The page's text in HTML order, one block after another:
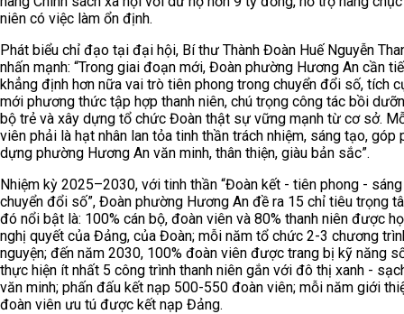
niên có việc làm ổn định.
Phát biểu chỉ đạo tại đại hội, Bí thư Thành Đoàn Huế Nguyễn
nhấn mạnh: “Trong giai đoạn mới, Đoàn phường Hương An cần
khẳng định hơn nữa vai trò tiên phong trong chuyển đổi số, tích
mới phương thức tập hợp thanh niên, chú trọng công tác bồi
bộ trẻ và xây dựng tổ chức Đoàn thật sự vững mạnh từ cơ sở.
viên phải là hạt nhân lan tỏa tinh thần trách nhiệm, sáng tạo, góp
dựng phường Hương An văn minh, thân thiện, giàu bản sắc”.
Nhiệm kỳ 2025–2030, với tinh thần “Đoàn kết - tiên phong -
chuyển đổi số”, Đoàn phường Hương An đề ra 15 chỉ tiêu trọng
đó nổi bật là: 100% cán bộ, đoàn viên và 80% thanh niên được
nghị quyết của Đảng, của Đoàn; mỗi năm tổ chức 2-3 chương
nguyện; đến năm 2030, 100% đoàn viên được trang bị kỹ năng
thực hiện ít nhất 5 công trình thanh niên gắn với đô thị xanh -
văn minh; phấn đấu kết nạp 500-550 đoàn viên; mỗi năm giới
đoàn viên ưu tú được kết nạp Đảng.